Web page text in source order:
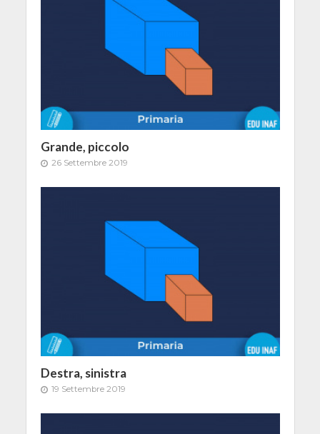
Grande, piccolo
26 Settembre 2019
Destra, sinistra
19 Settembre 2019